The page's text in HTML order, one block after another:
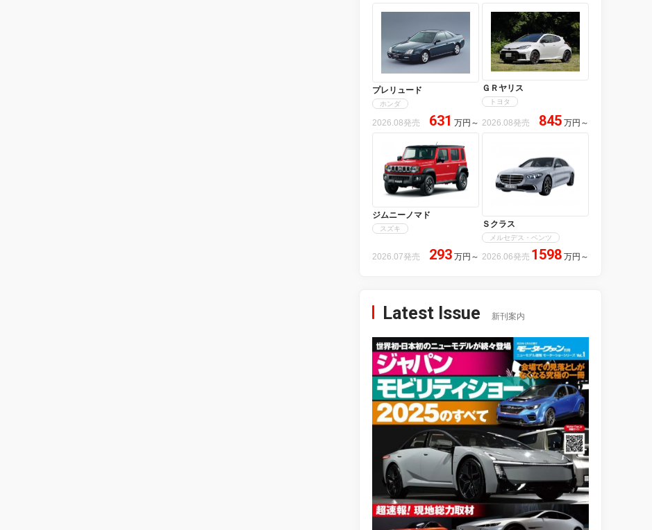
プレリュード
ホンダ
2026.08発売 631 万円 ～
ＧＲヤリス
トヨタ
2026.08発売 845 万円 ～
ジムニーノマド
スズキ
2026.07発売 293 万円 ～
Ｓクラス
メルセデス・ベンツ
2026.06発売 1598 万円 ～
Latest Issue 新刊案内